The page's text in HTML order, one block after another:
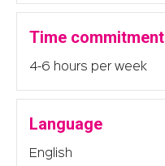
Time commitment
4-6 hours per week
Language
English